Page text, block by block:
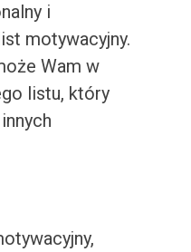
i
motywacyjny.
Wam w
listu, który